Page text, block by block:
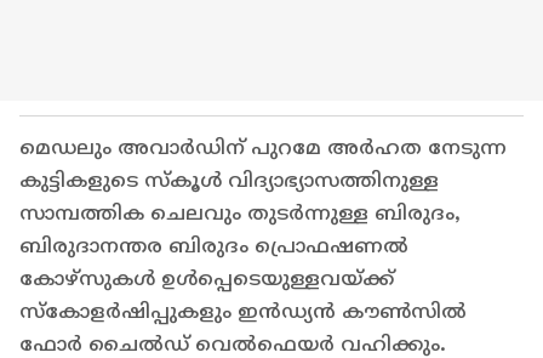
മെഡലും അവാർഡിന് പുറമേ അർഹത നേടുന്ന
കുട്ടികളുടെ സ്‌കൂൾ വിദ്യാഭ്യാസത്തിനുള്ള
സാമ്പത്തിക ചെലവും തുടർന്നുള്ള ബിരുദം,
ബിരുദാനന്തര ബിരുദം പ്രൊഫഷണൽ
കോഴ്‌സുകൾ ഉൾപ്പെടെയുള്ളവയ്ക്ക്
സ്‌കോളർഷിപ്പുകളും ഇൻഡ്യൻ കൗൺസിൽ
ഫോർ ചൈൽഡ് വെൽഫെയർ വഹിക്കും.